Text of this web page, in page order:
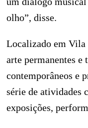
olho”, disse.
Localizado em Vila
arte permanentes e
contemporâneos e
série de atividades
exposições,